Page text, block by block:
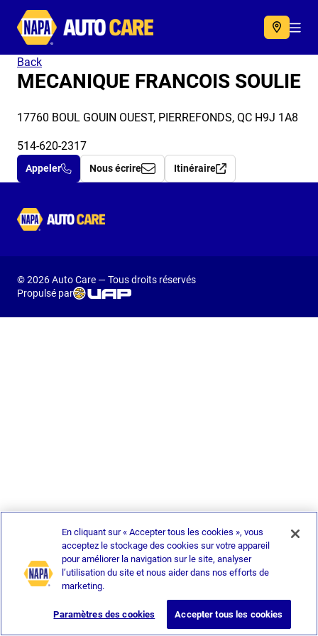
Autocare
Back
MECANIQUE FRANCOIS SOULIE
17760 BOUL GOUIN OUEST, PIERREFONDS, QC H9J 1A8
514-620-2317
Appeler Nous écrire Itinéraire
Autocare
© 2026 Auto Care — Tous droits réservés
Propulsé par
En cliquant sur « Accepter tous les cookies », vous
acceptez le stockage des cookies sur votre appareil
pour améliorer la navigation sur le site, analyser
l’utilisation du site et nous aider dans nos efforts de
marketing.
Paramètres des cookies Accepter tous les cookies